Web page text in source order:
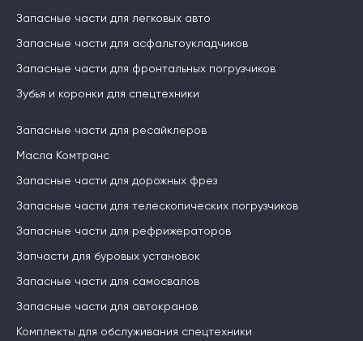
Запасные части для легковых авто
Запасные части для асфальтоукладчиков
Запасные части для фронтальных погрузчиков
Зубья и коронки для спецтехники
Запасные части для ресайклеров
Масла Комтранс
Запасные части для дорожных фрез
Запасные части для телескопических погрузчиков
Запасные части для рефрижераторов
Запчасти для буровых установок
Запасные части для самосвалов
Запасные части для автокранов
Комплекты для обслуживания спецтехники